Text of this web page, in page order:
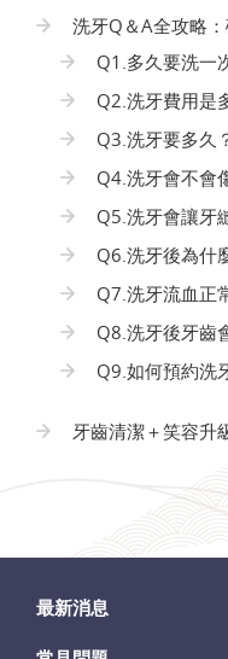
洗牙Q＆A全攻略
Q1.多久要洗一
Q2.洗牙費用是
Q3.洗牙要多久
Q4.洗牙會不會
Q5.洗牙會讓牙
Q6.洗牙後為什
Q7.洗牙流血正
Q8.洗牙後牙齒
Q9.如何預約洗
牙齒清潔＋笑容升
最新消息